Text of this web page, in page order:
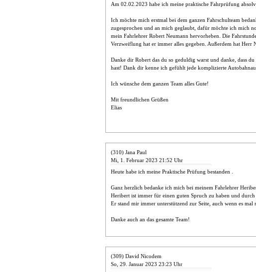
Am 02.02.2023 habe ich meine praktische Fahrprüfung
Ich möchte mich erstmal bei dem ganzen Fahrschulteam
zugesprochen und an mich geglaubt, dafür möchte ich mich
mein Fahrlehrer Robert Neumann hervorheben. Die
Verzweiflung hat er immer alles gegeben. Außerdem hat Herr
Danke dir Robert das du so geduldig warst und danke, dass
hast! Dank dir kenne ich gefühlt jede komplizierte
Ich wünsche dem ganzen Team alles Gute!
Mit freundlichen Grüßen
Elias
(310) Jana Paul
Mi, 1. Februar 2023 21:52 Uhr
Heute habe ich meine Praktische Prüfung bestanden .
Ganz herzlich bedanke ich mich bei meinem Fahrlehrer
Heribert ist immer für einen guten Spruch zu haben und
Er stand mir immer unterstützend zur Seite, auch wenn es mal
Danke auch an das gesamte Team!
(309) David Nicodem
So, 29. Januar 2023 23:23 Uhr